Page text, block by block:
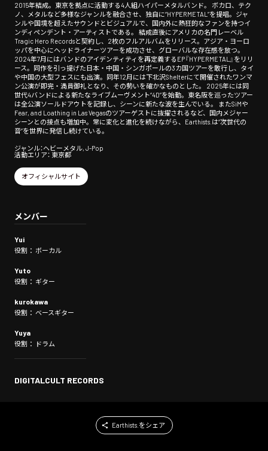
2015年結成。東京を拠点に活動する4人組ハイパーメタルバンド。 ボカロ、テク
ノ、メタルなど多様なジャンルを融合させ、独自に“HYPERMETAL”を提唱。ジャ
ンルや国境を超えたサウンドとビジュアルで、国内外に熱狂的なファンを持つイ
ンディペンデント・アーティストである。 結成直後にアメリカの名門レーベル
Tragic Hero Recordsと契約し、2枚のフルアルバムをリリース。アジア・ヨーロ
ッパを中心にヘッドライナーツアーを成功させ、グローバルな存在感を放つ。
2024年7月にはバンドのアイデンティティを再定義するEP『HYPERMETAL』をリリ
ース。同作を引っ提げた日本・中国・シンガポールの3カ国ツアーを敢行し、タイ
や中国の大型フェスにも出演。同年12月には下北沢Shelterにて開催されたワンマ
ン公演が即完・満員御礼となり、その勢いを確かなものとした。 2025年には同
世代4バンドによる新たなライブムーヴメント“4D”を始動。東名阪を巡ったツアー
は全公演ソールドアウトを記録し、シーンに新たな波を生んでいる。 またSiMや
Fear, and Loathing in Las Vegasのツアーゲストに抜擢されるなど、国内メジャー
シーンとの接点も増加中。常に変化と進化を続けながら、Earthists.は“次世代の
音”を世界に発信し続けている。
ジャンル：ヘビーメタル, J-Pop
活動エリア： 東京都
オフィシャルサイト
メンバー
Yui
役割： ボーカル
Yuto
役割： ギター
kurokawa
役割： ベースギター
Yuya
役割： ドラム
DIGITALCULT RECORDS
Earthists.をシェア